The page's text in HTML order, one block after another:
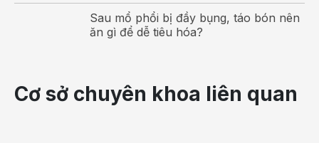
Khi ngũ cốc nguyên hạt và các chất bột đường phức tạp
Sau mổ phổi bị đầy bụng, táo bón nên
ăn gì để dễ tiêu hóa?
Cơ sở chuyên khoa liên quan